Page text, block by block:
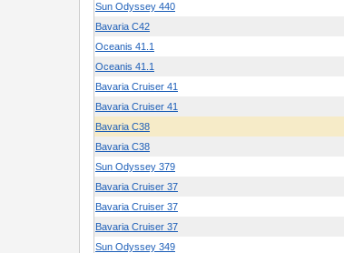
Sun Odyssey 440
Bavaria C42
Oceanis 41.1
Oceanis 41.1
Bavaria Cruiser 41
Bavaria Cruiser 41
Bavaria C38
Bavaria C38
Sun Odyssey 379
Bavaria Cruiser 37
Bavaria Cruiser 37
Bavaria Cruiser 37
Sun Odyssey 349